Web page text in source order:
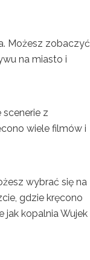
Możesz zobaczyć
na miasto i
z
wiele filmów i
wybrać się na
gdzie kręcono
jak kopalnia Wujek